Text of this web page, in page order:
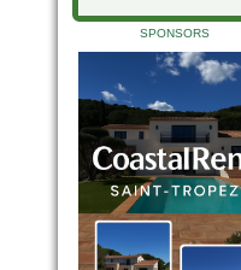
SPONSORS